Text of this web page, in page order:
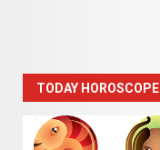
TODAY HOROSCOPE